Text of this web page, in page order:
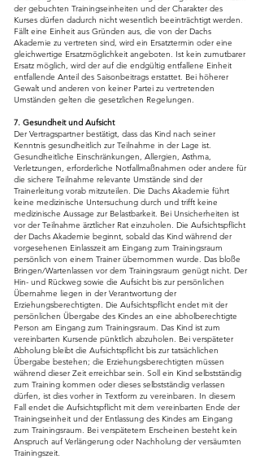
der gebuchten Trainingseinheiten und der Charakter des
Kurses dürfen dadurch nicht wesentlich beeinträchtigt werden.
Fällt eine Einheit aus Gründen aus, die von der Dachs
Akademie zu vertreten sind, wird ein Ersatztermin oder eine
gleichwertige Ersatzmöglichkeit angeboten. Ist kein zumutbarer
Ersatz möglich, wird der auf die endgültig entfallene Einheit
entfallende Anteil des Saisonbeitrags erstattet. Bei höherer
Gewalt und anderen von keiner Partei zu vertretenden
Umständen gelten die gesetzlichen Regelungen.
7. Gesundheit und Aufsicht
Der Vertragspartner bestätigt, dass das Kind nach seiner
Kenntnis gesundheitlich zur Teilnahme in der Lage ist.
Gesundheitliche Einschränkungen, Allergien, Asthma,
Verletzungen, erforderliche Notfallmaßnahmen oder andere für
die sichere Teilnahme relevante Umstände sind der
Trainerleitung vorab mitzuteilen. Die Dachs Akademie führt
keine medizinische Untersuchung durch und trifft keine
medizinische Aussage zur Belastbarkeit. Bei Unsicherheiten ist
vor der Teilnahme ärztlicher Rat einzuholen. Die Aufsichtspflicht
der Dachs Akademie beginnt, sobald das Kind während der
vorgesehenen Einlasszeit am Eingang zum Trainingsraum
persönlich von einem Trainer übernommen wurde. Das bloße
Bringen/Wartenlassen vor dem Trainingsraum genügt nicht. Der
Hin- und Rückweg sowie die Aufsicht bis zur persönlichen
Übernahme liegen in der Verantwortung der
Erziehungsberechtigten. Die Aufsichtspflicht endet mit der
persönlichen Übergabe des Kindes an eine abholberechtigte
Person am Eingang zum Trainingsraum. Das Kind ist zum
vereinbarten Kursende pünktlich abzuholen. Bei verspäteter
Abholung bleibt die Aufsichtspflicht bis zur tatsächlichen
Übergabe bestehen; die Erziehungsberechtigten müssen
während dieser Zeit erreichbar sein. Soll ein Kind selbstständig
zum Training kommen oder dieses selbstständig verlassen
dürfen, ist dies vorher in Textform zu vereinbaren. In diesem
Fall endet die Aufsichtspflicht mit dem vereinbarten Ende der
Trainingseinheit und der Entlassung des Kindes am Eingang
zum Trainingsraum. Bei verspätetem Erscheinen besteht kein
Anspruch auf Verlängerung oder Nachholung der versäumten
Trainingszeit.